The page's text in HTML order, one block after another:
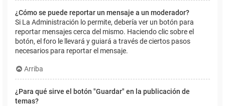
¿Cómo se puede reportar un mensaje a un moderador?
Si La Administración lo permite, debería ver un botón para
reportar mensajes cerca del mismo. Haciendo clic sobre el
botón, el foro le llevará y guiará a través de ciertos pasos
necesarios para reportar el mensaje.
Arriba
¿Para qué sirve el botón "Guardar" en la publicación de
temas?